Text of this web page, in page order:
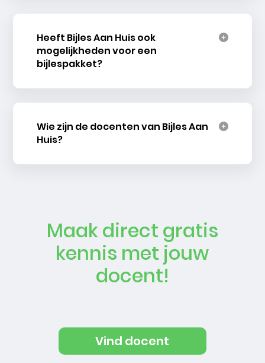
Heeft Bijles Aan Huis ook
mogelijkheden voor een
bijlespakket?
Wie zijn de docenten van Bijles Aan
Huis?
Maak direct gratis
kennis met jouw
docent!
Vind docent